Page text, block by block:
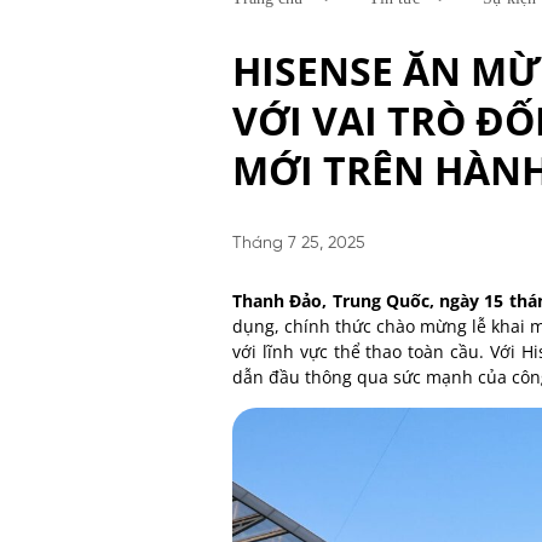
HISENSE ĂN
VỚI VAI TRÒ
MỚI TRÊN
Tháng 7 25, 2025
Thanh Đảo, Trung Quốc, ngày 15
dụng, chính thức chào mừng lễ khai
với lĩnh vực thể thao toàn cầu. Với
dẫn đầu thông qua sức mạnh của